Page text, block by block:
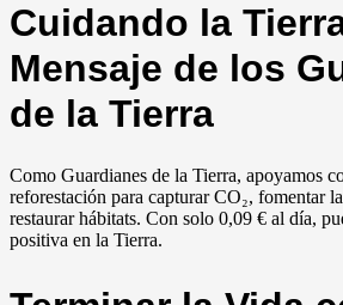
Cuidando la
Mensaje de los
de la Tierra
Como Guardianes de la Tierra, apoyamos
reforestación para capturar CO₂, fomentar
restaurar hábitats. Con solo 0,09 € al día,
positiva en la Tierra.